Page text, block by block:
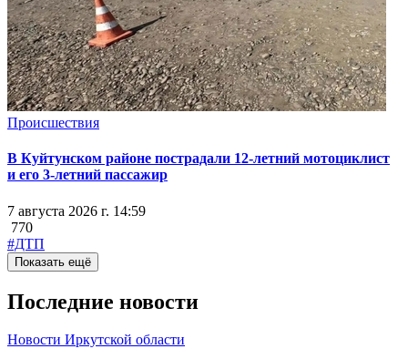
Происшествия
В Куйтунском районе пострадали 12-летний мотоциклист
и его 3-летний пассажир
7 августа 2026 г. 14:59
770
#ДТП
Показать ещё
Последние новости
Новости Иркутской области